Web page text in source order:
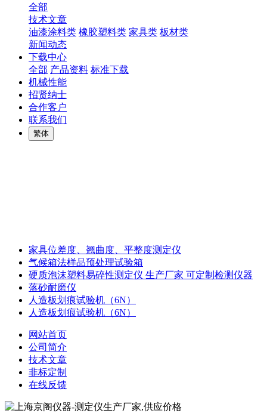
全部
技术文章
油漆涂料类 橡胶塑料类 家具类 板材类
新闻动态
下载中心
全部 产品资料 标准下载
机械性能
招贤纳士
合作客户
联系我们
繁体
家具位差度、翘曲度、平整度测定仪
气候箱法样品预处理试验箱
硬质泡沫塑料易碎性测定仪 生产厂家 可定制检测仪器
落砂耐磨仪
人造板划痕试验机（6N）
人造板划痕试验机（6N）
网站首页
公司简介
技术文章
非标定制
在线反馈